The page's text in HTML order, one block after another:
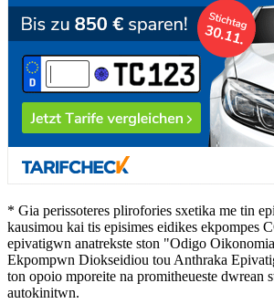
* Gia perissoteres plirofories sxetika me tin
kausimou kai tis episimes eidikes ekpompes
epivatigwn anatrekste ston "Odigo
Ekpompwn Diokseidiou tou Anthraka
ton opoio mporeite na promitheueste dwrean
autokinitwn.